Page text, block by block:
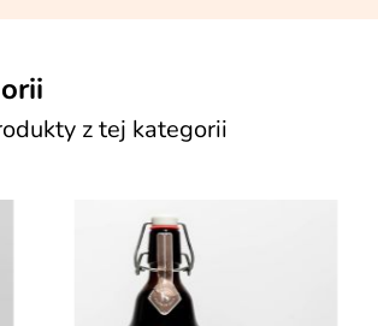
z tej kategorii